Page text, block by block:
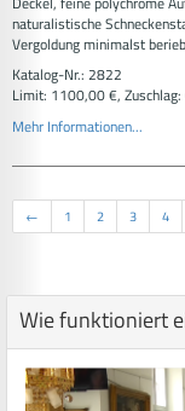
naturalistische
Vergoldung minimalst
Katalog-Nr.: 2822
Limit: 1100,00 €,
Mehr Informationen...
← 1 2 3 4
Wie funktioniert